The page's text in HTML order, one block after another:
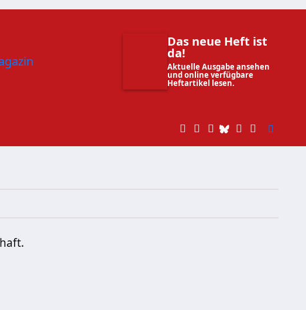
Das neue Heft ist
da!
Aktuelle Ausgabe ansehen
und online verfügbare
Heftartikel lesen.